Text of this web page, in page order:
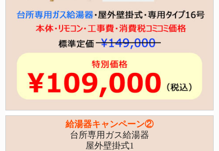
給湯器キャンペーン②
台所専用ガス給湯器
屋外壁掛式1